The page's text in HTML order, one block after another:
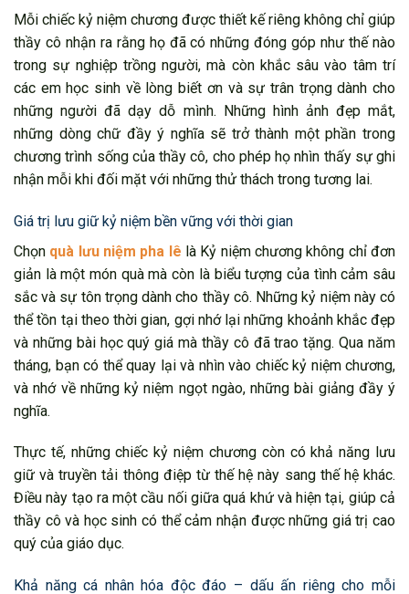
Mỗi chiếc kỷ niệm chương được thiết kế riêng không chỉ giúp
thầy cô nhận ra rằng họ đã có những đóng góp như thế nào
trong sự nghiệp trồng người, mà còn khắc sâu vào tâm trí
các em học sinh về lòng biết ơn và sự trân trọng dành cho
những người đã dạy dỗ mình. Những hình ảnh đẹp mắt,
những dòng chữ đầy ý nghĩa sẽ trở thành một phần trong
chương trình sống của thầy cô, cho phép họ nhìn thấy sự ghi
nhận mỗi khi đối mặt với những thử thách trong tương lai.
Giá trị lưu giữ kỷ niệm bền vững với thời gian
Chọn quà lưu niệm pha lê là Kỷ niệm chương không chỉ đơn
giản là một món quà mà còn là biểu tượng của tình cảm sâu
sắc và sự tôn trọng dành cho thầy cô. Những kỷ niệm này có
thể tồn tại theo thời gian, gợi nhớ lại những khoảnh khắc đẹp
và những bài học quý giá mà thầy cô đã trao tặng. Qua năm
tháng, bạn có thể quay lại và nhìn vào chiếc kỷ niệm chương,
và nhớ về những kỷ niệm ngọt ngào, những bài giảng đầy ý
nghĩa.
Thực tế, những chiếc kỷ niệm chương còn có khả năng lưu
giữ và truyền tải thông điệp từ thế hệ này sang thế hệ khác.
Điều này tạo ra một cầu nối giữa quá khứ và hiện tại, giúp cả
thầy cô và học sinh có thể cảm nhận được những giá trị cao
quý của giáo dục.
Khả năng cá nhân hóa độc đáo – dấu ấn riêng cho mỗi